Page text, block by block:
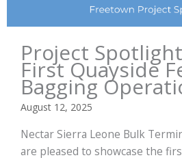
Project
First Quayside
Bagging
August 12, 2025
Nectar Sierra Leone Bulk
are pleased to showcase the